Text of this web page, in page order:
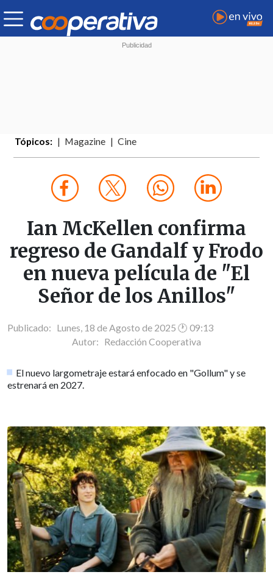
Tópicos: Magazine Cine
Ian McKellen confirma
regreso de Gandalf y Frodo
en nueva película de "El
Señor de los Anillos"
Publicado: Lunes, 18 de Agosto de 2025 🕐 09:13
Autor: Redacción Cooperativa
El nuevo largometraje estará enfocado en "Gollum" y se
estrenará en 2027.